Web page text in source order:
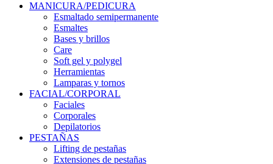
MANICURA/PEDICURA
Esmaltado semipermanente
Esmaltes
Bases y brillos
Care
Soft gel y polygel
Herramientas
Lamparas y tornos
FACIAL/CORPORAL
Faciales
Corporales
Depilatorios
PESTAÑAS
Lifting de pestañas
Extensiones de pestañas